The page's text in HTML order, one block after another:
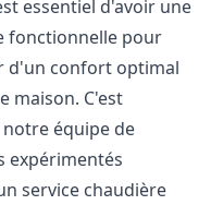
essentiel d'avoir une
fonctionnelle pour
d'un confort optimal
maison. C'est
équipe de
expérimentés
service chaudière